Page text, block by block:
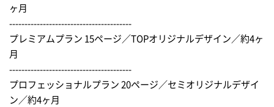
ヶ月
----------------------------------------
プレミアムプラン 15ページ／TOPオリジナルデザイン／約4ヶ
月
----------------------------------------
プロフェッショナルプラン 20ページ／セミオリジナルデザイ
ン／約4ヶ月